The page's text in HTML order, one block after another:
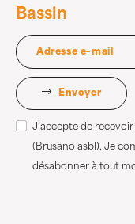
Bassin
Envoyer
J’accepte de
(Brusano asbl). Je
désabonner à tout